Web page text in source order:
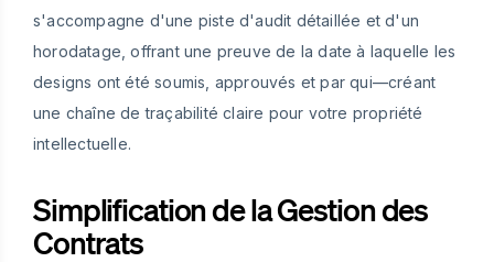
s'accompagne d'une piste d'audit détaillée et d'un
horodatage, offrant une preuve de la date à laquelle les
designs ont été soumis, approuvés et par qui—créant
une chaîne de traçabilité claire pour votre propriété
intellectuelle.
Simplification de la Gestion des
Contrats